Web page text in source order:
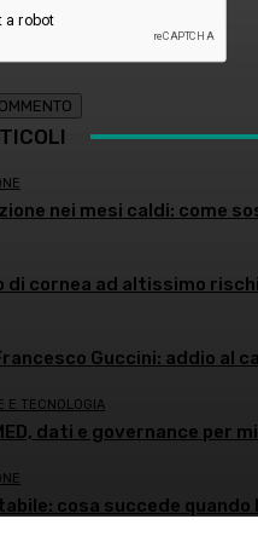
nei mesi caldi: come
di cornea ad altissimo
Guccini: addio al
E TECNOLOGIA
dati e governance per
cosa succede quando